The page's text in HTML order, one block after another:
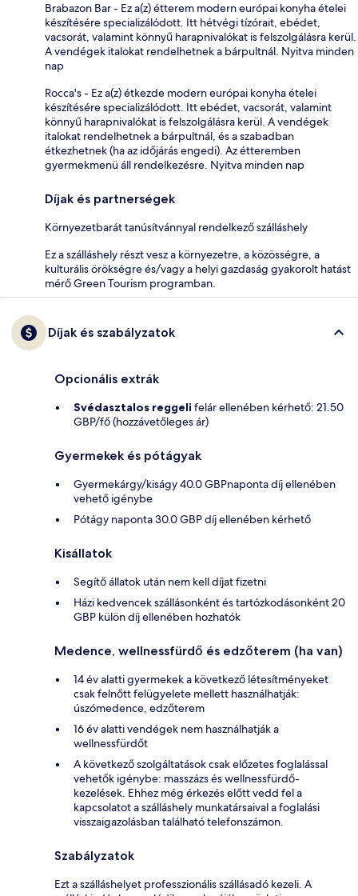
Brabazon Bar - Ez a(z) étterem modern európai konyha ételei
készítésére specializálódott. Itt hétvégi tízórait, ebédet,
vacsorát, valamint könnyű harapnivalókat is felszolgálásra kerül.
A vendégek italokat rendelhetnek a bárpultnál. Nyitva minden
nap
Rocca's - Ez a(z) étkezde modern európai konyha ételei
készítésére specializálódott. Itt ebédet, vacsorát, valamint
könnyű harapnivalókat is felszolgálásra kerül. A vendégek
italokat rendelhetnek a bárpultnál, és a szabadban
étkezhetnek (ha az időjárás engedi). Az étteremben
gyermekmenü áll rendelkezésre. Nyitva minden nap
Díjak és partnerségek
Környezetbarát tanúsítvánnyal rendelkező szálláshely
Ez a szálláshely részt vesz a környezetre, a közösségre, a
kulturális örökségre és/vagy a helyi gazdaság gyakorolt hatást
mérő Green Tourism programban.
Díjak és szabályzatok
Opcionális extrák
Svédasztalos reggeli felár ellenében kérhető: 21.50
GBP/fő (hozzávetőleges ár)
Gyermekek és pótágyak
Gyermekárgy/kiságy 40.0 GBPnaponta díj ellenében
vehető igénybe
Pótágy naponta 30.0 GBP díj ellenében kérhető
Kisállatok
Segítő állatok után nem kell díjat fizetni
Házi kedvencek szállásonként és tartózkodásonként 20
GBP külön díj ellenében hozhatók
Medence, wellnessfürdő és edzőterem (ha van)
14 év alatti gyermekek a következő létesítményeket
csak felnőtt felügyelete mellett használhatják:
úszómedence, edzőterem
16 év alatti vendégek nem használhatják a
wellnessfürdőt
A következő szolgáltatások csak előzetes foglalással
vehetők igénybe: masszázs és wellnessfürdő-
kezelések. Ehhez még érkezés előtt vedd fel a
kapcsolatot a szálláshely munkatársaival a foglalási
visszaigazolásban található telefonszámon.
Szabályzatok
Ezt a szálláshelyet professzionális szállásadó kezeli. A